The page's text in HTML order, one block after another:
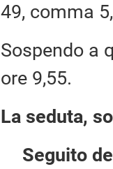
49, comma
Sospendo a
ore 9,55.
La seduta,
Seguito